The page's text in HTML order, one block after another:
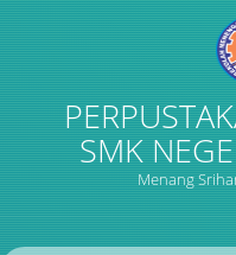
SMK
Menang